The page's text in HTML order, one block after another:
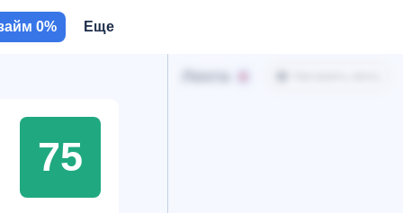
0% Еще
75
Лента